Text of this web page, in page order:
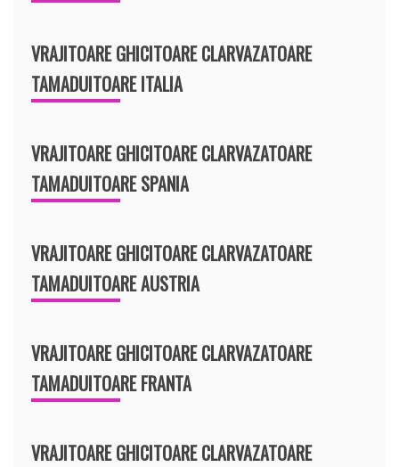
VRAJITOARE GHICITOARE CLARVAZATOARE
TAMADUITOARE ITALIA
VRAJITOARE GHICITOARE CLARVAZATOARE
TAMADUITOARE SPANIA
VRAJITOARE GHICITOARE CLARVAZATOARE
TAMADUITOARE AUSTRIA
VRAJITOARE GHICITOARE CLARVAZATOARE
TAMADUITOARE FRANTA
VRAJITOARE GHICITOARE CLARVAZATOARE